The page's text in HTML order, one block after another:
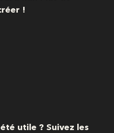
!
utile ? Suivez les